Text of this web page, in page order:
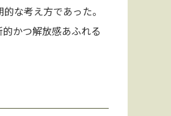
な考え方であった。
かつ解放感あふれる